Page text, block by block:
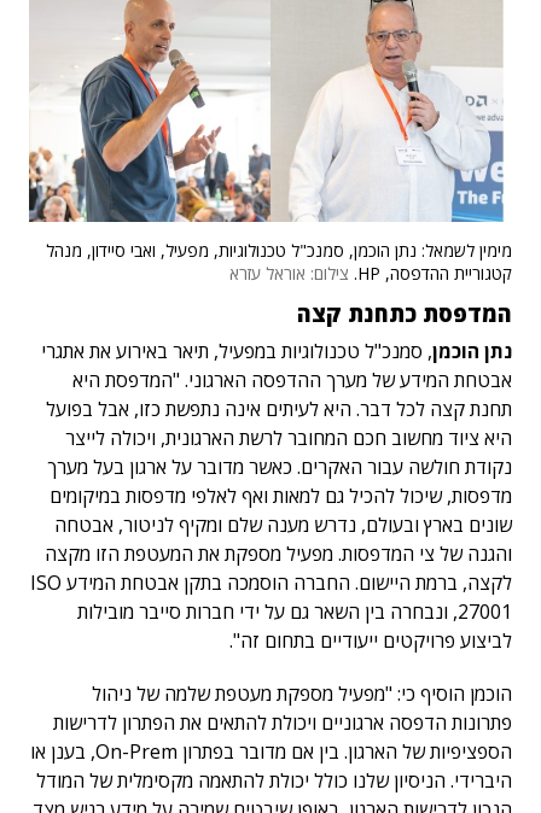
מימין לשמאל: נתן הוכמן, סמנכ"ל טכנולוגיות, מפעיל, ואבי סיידון, מנהל
קטגוריית ההדפסה, HP.
צילום: אוראל עזרא
המדפסת כתחנת קצה
נתן הוכמן, סמנכ"ל טכנולוגיות במפעיל, תיאר באירוע את אתגרי
אבטחת המידע של מערך ההדפסה הארגוני. "המדפסת היא
תחנת קצה לכל דבר. היא לעיתים אינה נתפשת כזו, אבל בפועל
היא ציוד מחשוב חכם המחובר לרשת הארגונית, ויכולה לייצר
נקודת חולשה עבור האקרים. כאשר מדובר על ארגון בעל מערך
מדפסות, שיכול להכיל גם למאות ואף לאלפי מדפסות במיקומים
שונים בארץ ובעולם, נדרש מענה שלם ומקיף לניטור, אבטחה
והגנה של צי המדפסות. מפעיל מספקת את המעטפת הזו מקצה
לקצה, ברמת היישום. החברה הוסמכה בתקן אבטחת המידע ISO
27001, ונבחרה בין השאר גם על ידי חברות סייבר מובילות
לביצוע פרויקטים ייעודיים בתחום זה".
הוכמן הוסיף כי: "מפעיל מספקת מעטפת שלמה של ניהול
פתרונות הדפסה ארגוניים ויכולת להתאים את הפתרון לדרישות
הספציפיות של הארגון. בין אם מדובר בפתרון On-Prem, בענן או
היברידי. הניסיון שלנו כולל יכולת להתאמה מקסימלית של המודל